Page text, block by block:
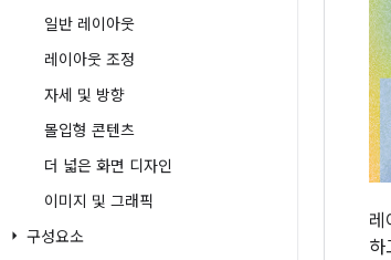
일반 레이아웃
레이아웃 조정
자세 및 방향
몰입형 콘텐츠
더 넓은 화면 디자인
이미지 및 그래픽
구성요소
레
하